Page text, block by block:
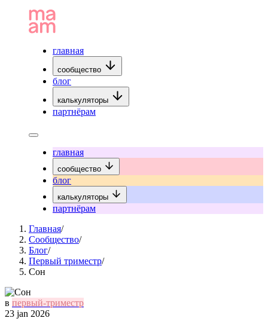
главная
сообщество
блог
калькуляторы
партнёрам
главная
сообщество
блог
калькуляторы
партнёрам
Главная/
Сообщество/
Блог/
Первый триместр/
Сон
в первый-триместр
23 jan 2026